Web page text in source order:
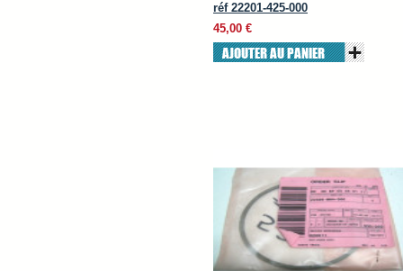
réf 22201-425-000
45,00 €
AJOUTER AU PANIER